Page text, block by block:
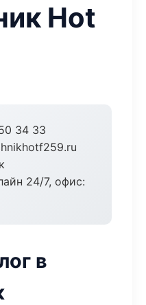
Hot
34 33
24/7, офис:
в